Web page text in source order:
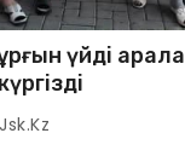
үйді
Jsk.kz